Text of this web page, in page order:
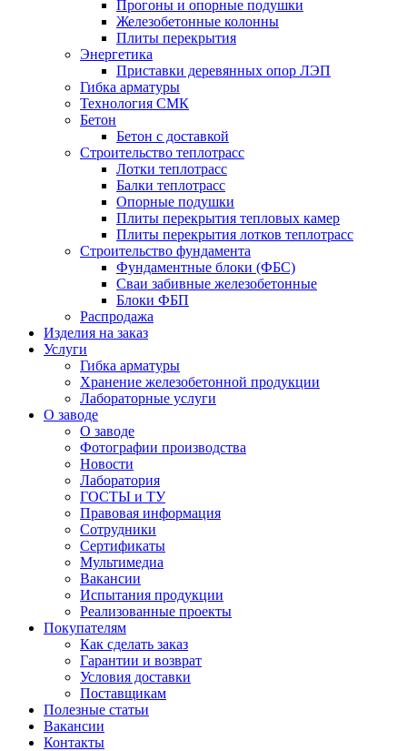
Прогоны и опорные подушки
Железобетонные колонны
Плиты перекрытия
Энергетика
Приставки деревянных опор ЛЭП
Гибка арматуры
Технология СМК
Бетон
Бетон с доставкой
Строительство теплотрасс
Лотки теплотрасс
Балки теплотрасс
Опорные подушки
Плиты перекрытия тепловых камер
Плиты перекрытия лотков теплотрасс
Строительство фундамента
Фундаментные блоки (ФБС)
Сваи забивные железобетонные
Блоки ФБП
Распродажа
Изделия на заказ
Услуги
Гибка арматуры
Хранение железобетонной продукции
Лабораторные услуги
О заводе
О заводе
Фотографии производства
Новости
Лаборатория
ГОСТЫ и ТУ
Правовая информация
Сотрудники
Сертификаты
Мультимедиа
Вакансии
Испытания продукции
Реализованные проекты
Покупателям
Как сделать заказ
Гарантии и возврат
Условия доставки
Поставщикам
Полезные статьи
Вакансии
Контакты